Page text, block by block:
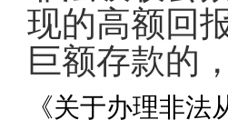
现的高额回
巨额存款的
《关于办理非